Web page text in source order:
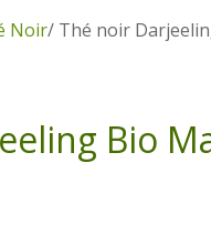
Noir/ Thé noir
Bio